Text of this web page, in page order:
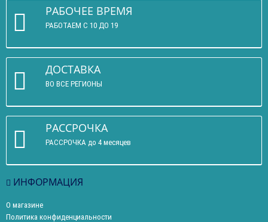
РАБОЧЕЕ ВРЕМЯ
РАБОТАЕМ С 10 ДО 19
ДОСТАВКА
ВО ВСЕ РЕГИОНЫ
РАССРОЧКА
РАССРОЧКА до 4 месяцев
ИНФОРМАЦИЯ
О магазине
Политика конфиденциальности